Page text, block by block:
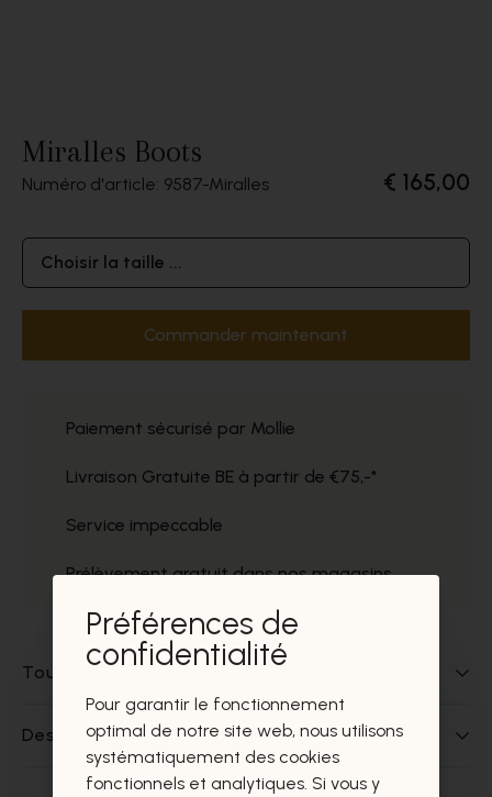
Miralles Boots
Numéro d'article: 9587 Miralles € 165,00
Choisir la taille ...
Commander maintenant
Paiement sécurisé par Mollie
Livraison Gratuite BE à partir de €75,-*
Service impeccable
Prélèvement gratuit dans nos magasins
Tout sur ce produit
Des questions sur ce produit?
Préférences de
confidentialité
Pour garantir le fonctionnement
optimal de notre site web, nous utilisons
systématiquement des cookies
fonctionnels et analytiques. Si vous y